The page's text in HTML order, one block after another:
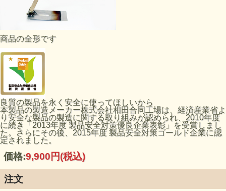
商品の全形です
良質の製品を永く安全に使ってほしいから
本製品の製造メーカー株式会社相田合同工場は、経済産業省よ
り安全な製品の製造に関する取り組みが認められ、2010年度
に続き「2013年度 製品安全対策優良企業表彰」を受賞しまし
た。さらにその後、2015年度 製品安全対策ゴールド企業に認
定されました。
価格:9,900円(税込)
注文